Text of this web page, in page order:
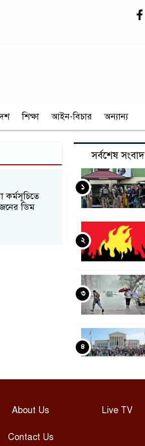
শিক্ষা আইন-বিচার অন্যান্য
কর্মসূচিতে
ডিম
সর্বশেষ সংবাদ
১
২
৩
৪
About Us Live TV
Contact Us